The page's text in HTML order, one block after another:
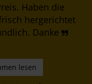
Haben die
hergerichtet
Danke
lesen